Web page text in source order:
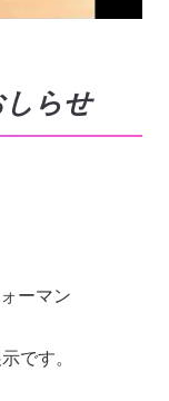
しらせ
ーマン
です。